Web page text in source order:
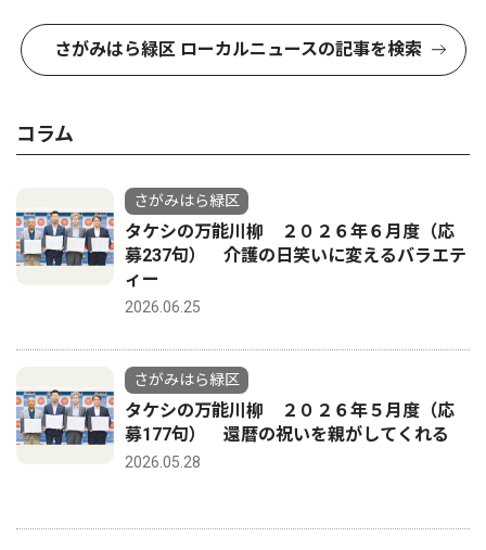
さがみはら緑区 ローカルニュースの記事を検索
コラム
さがみはら緑区
タケシの万能川柳 ２０２６年６月度（応
募237句） 介護の日笑いに変えるバラエテ
ィー
2026.06.25
さがみはら緑区
タケシの万能川柳 ２０２６年５月度（応
募177句） 還暦の祝いを親がしてくれる
2026.05.28